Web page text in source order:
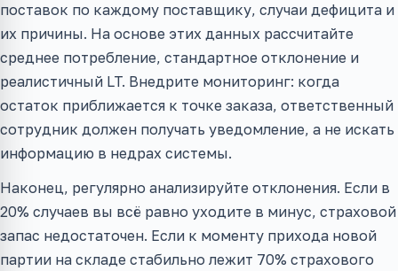
поставок по каждому поставщику, случаи дефицита и
их причины. На основе этих данных рассчитайте
среднее потребление, стандартное отклонение и
реалистичный LT. Внедрите мониторинг: когда
остаток приближается к точке заказа, ответственный
сотрудник должен получать уведомление, а не искать
информацию в недрах системы.
Наконец, регулярно анализируйте отклонения. Если в
20% случаев вы всё равно уходите в минус, страховой
запас недостаточен. Если к моменту прихода новой
партии на складе стабильно лежит 70% страхового